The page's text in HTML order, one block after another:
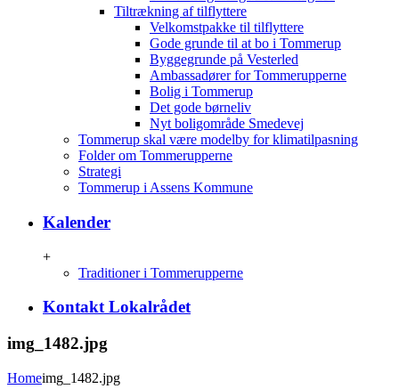
Tiltrækning af tilflyttere
Velkomstpakke til tilflyttere
Gode grunde til at bo i Tommerup
Byggegrunde på Vesterled
Ambassadører for Tommerupperne
Bolig i Tommerup
Det gode børneliv
Nyt boligområde Smedevej
Tommerup skal være modelby for klimatilpasning
Folder om Tommerupperne
Strategi
Tommerup i Assens Kommune
Kalender
+
Traditioner i Tommerupperne
Kontakt Lokalrådet
img_1482.jpg
Homeimg_1482.jpg